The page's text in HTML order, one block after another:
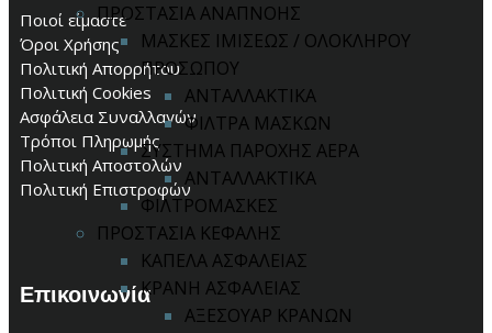
ΠΡΟΣΤΑΣΙΑ ΑΝΑΠΝΟΗΣ
ΜΑΣΚΕΣ ΙΜΙΣΕΩΣ / ΟΛΟΚΛΗΡΟΥ
ΠΡΟΣΩΠΟΥ
ΑΝΤΑΛΛΑΚΤΙΚΑ
ΦΙΛΤΡΑ ΜΑΣΚΩΝ
ΣΥΣΤΗΜΑ ΠΑΡΟΧΗΣ ΑΕΡΑ
ΑΝΤΑΛΛΑΚΤΙΚΑ
ΦΙΛΤΡΟΜΑΣΚΕΣ
ΠΡΟΣΤΑΣΙΑ ΚΕΦΑΛΗΣ
ΚΑΠΕΛΑ ΑΣΦΑΛΕΙΑΣ
ΚΡΑΝΗ ΑΣΦΑΛΕΙΑΣ
ΑΞΕΣΟΥΑΡ ΚΡΑΝΩΝ
Ποιοί είμαστε
Όροι Χρήσης
Πολιτική Απορρήτου
Πολιτική Cookies
Ασφάλεια Συναλλαγών
Τρόποι Πληρωμής
Πολιτική Αποστολών
Πολιτική Επιστροφών
Επικοινωνία